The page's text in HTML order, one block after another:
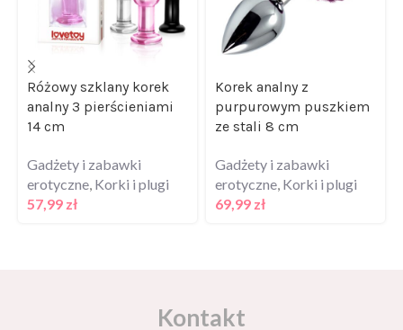
Różowy szklany korek
analny 3 pierścieniami
14 cm
Gadżety i zabawki
erotyczne Korki i plugi
57,99 zł
Korek analny z
purpurowym puszkiem
ze stali 8 cm
Gadżety i zabawki
erotyczne Korki i plugi
69,99 zł
Kontakt